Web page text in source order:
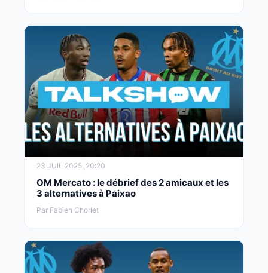
23 JUIL 2025, 20:20
OM Mercato : le débrief des 2 amicaux et les
3 alternatives à Paixao
Par Fabien Chorlet